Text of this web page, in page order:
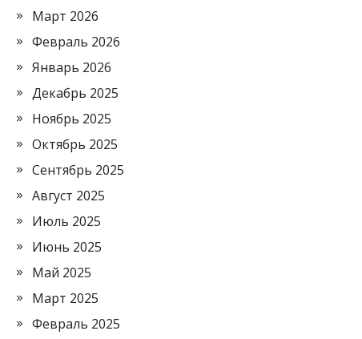
Март 2026
Февраль 2026
Январь 2026
Декабрь 2025
Ноябрь 2025
Октябрь 2025
Сентябрь 2025
Август 2025
Июль 2025
Июнь 2025
Май 2025
Март 2025
Февраль 2025